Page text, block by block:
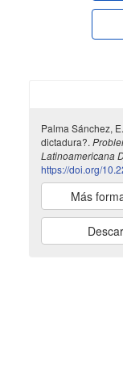
Palma Sánchez,
dictadura?.
Latinoamericana
https://doi.org/
Más